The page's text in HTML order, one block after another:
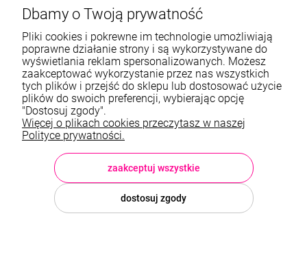
572989669
Informacje
O nas
TWOJE KONTO
Sklep: StaloweLOVE, Krajobrazowa 13/5, 35-119 Rzeszów, woj.
podkarpackie, NIP: 8133612433, tel.:572 989 669
sklep@stalowelove.com.pl
Dbamy o Twoją prywatność
Pliki cookies i pokrewne im technologie umożliwiają
poprawne działanie strony i są wykorzystywane do
wyświetlania reklam spersonalizowanych. Możesz
zaakceptować wykorzystanie przez nas wszystkich
tych plików i przejść do sklepu lub dostosować użycie
plików do swoich preferencji, wybierając opcję
"Dostosuj zgody".
Więcej o plikach cookies przeczytasz w naszej
Polityce prywatności.
dostosuj zgody
zaakceptuj wszystkie